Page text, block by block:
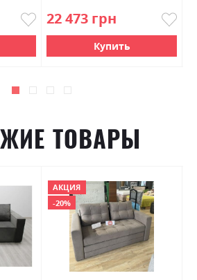
22 473 грн
Купить
ТОВАРЫ
АКЦИЯ
-20%